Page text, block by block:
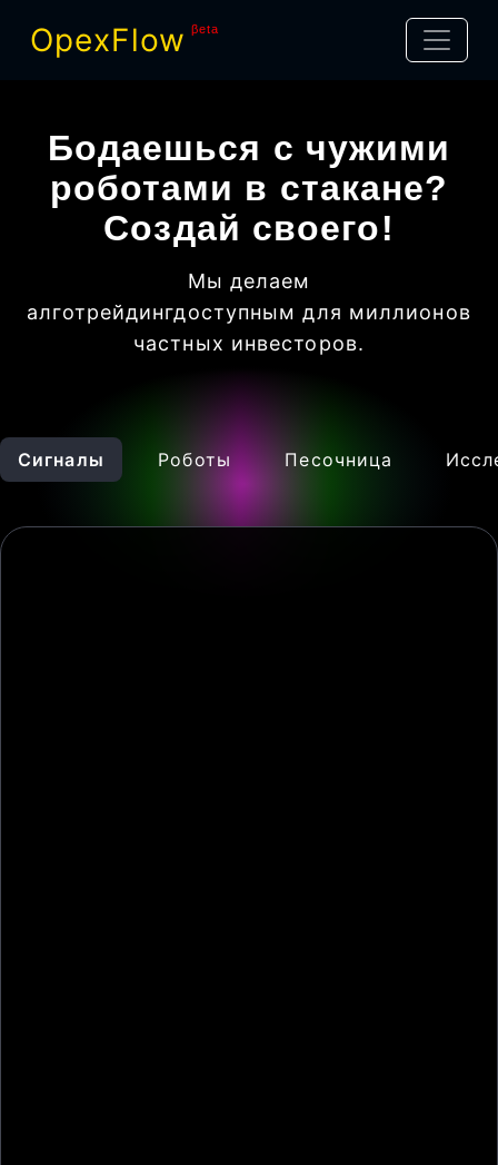
OpexFlow βeta
Бодаешься с чужими
роботами в стакане?
Создай своего!
Мы делаем
алготрейдингдоступным для миллионов
частных инвесторов.
Сигналы Роботы Песочница